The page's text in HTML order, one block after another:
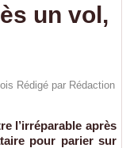
un vol,
Rédigé par Rédaction
l’irréparable après
pour parier sur